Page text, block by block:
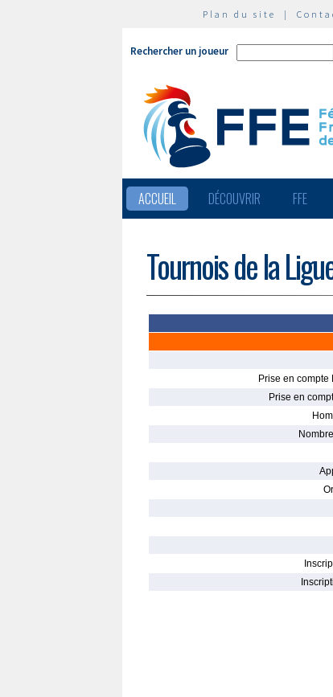
Plan du site |
Rechercher un joueur
ACCUEIL DÉCOUVRIR FFE
Tournois de la
Prise en compte
Prise en